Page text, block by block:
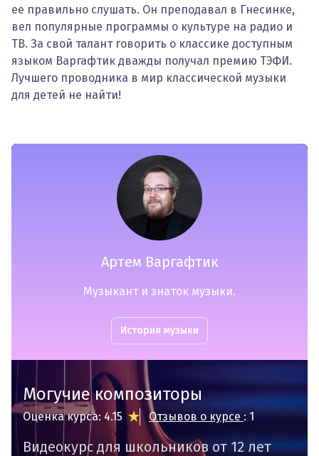
ее правильно слушать. Он преподавал в Гнесинке,
вел популярные программы о культуре на радио и
ТВ. За свой талант говорить о классике доступным
языком Варгафтик дважды получал премию ТЭФИ.
Лучшего проводника в мир классической музыки
для детей не найти!
Артем Варгафтик
Музыкант и знаток музыки.
История музыки
Могучие композиторы
Оценка курса: 4.15 Отзывов о курсе: 1
Видеокурс для школьников от 12 лет